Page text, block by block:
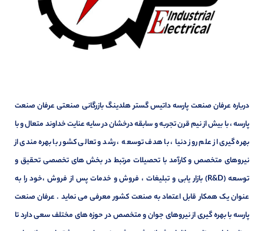
درباره عرفان صنعت پارسه داتیس گستر هلدینگ بازرگانی صنعتی عرفان صنعت
پارسه ، با بیش از نیم قرن تجربه و سابقه درخشان در سایه عنایت خداوند متعال و با
بهره گیری از علم روز دنیا ، با هدف توسعه ، رشد و تعالی کشور با بهره مندی از
نیروهای متخصص و کارآمد با تحصیلات مرتبط در بخش های تخصصی تحقیق و
توسعه (R&D) بازار یابی و تبلیغات ، فروش و خدمات پس از فروش ،خود را به
عنوان یک همکار قابل اعتماد به صنعت کشور معرفی می نماید . عرفان صنعت
پارسه با بهره گیری از نیروهای جوان و متخصص در حوزه های مختلف سعی دارد تا